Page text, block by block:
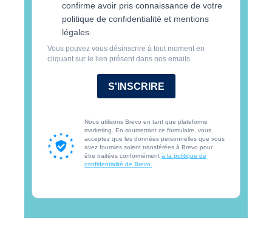
confirme avoir pris connaissance de votre
politique de confidentialité et mentions
légales.
Vous pouvez vous désinscrire à tout moment en
cliquant sur le lien présent dans nos emails.
S'INSCRIRE
Nous utilisons Brevo en tant que plateforme
marketing. En soumettant ce formulaire, vous
acceptez que les données personnelles que vous
avez fournies soient transférées à Brevo pour
être traitées conformément à la politique de
confidentialité de Brevo.